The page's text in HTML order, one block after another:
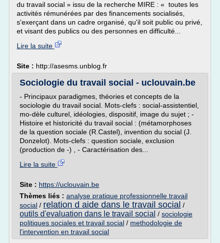
du travail social » issu de la recherche MIRE : « toutes les
activités rémunérées par des financements socialisés,
s'exerçant dans un cadre organisé, qu'il soit public ou privé,
et visant des publics ou des personnes en difficulté...
Lire la suite
Site : http://asesms.unblog.fr
Sociologie du travail social - uclouvain.be
- Principaux paradigmes, théories et concepts de la
sociologie du travail social. Mots-clefs : social-assistentiel,
mo-dèle culturel, idéologies, dispositif, image du sujet ; -
Histoire et historicité du travail social : (métamorphoses
de la question sociale (R.Castel), invention du social (J.
Donzelot). Mots-clefs : question sociale, exclusion
(production de -) , - Caractérisation des...
Lire la suite
Site : https://uclouvain.be
Thèmes liés : analyse pratique professionnelle travail
social / relation d aide dans le travail social /
outils d'evaluation dans le travail social / sociologie
politiques sociales et travail social / methodologie de
l'intervention en travail social